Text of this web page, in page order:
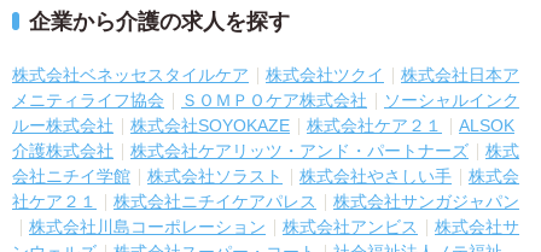
企業から介護の求人を探す
株式会社ベネッセスタイルケア 株式会社ツクイ
株式会社日本ア
メニティライフ協会
ＳＯＭＰＯケア株式会社
ソーシャルインク
ルー株式会社
株式会社SOYOKAZE 株式会社ケア２１
ALSOK
介護株式会社
株式会社ケアリッツ・アンド・パートナーズ
株式
会社ニチイ学館
株式会社ソラスト 株式会社やさしい手
株式会
社ケア２１
株式会社ニチイケアパレス
株式会社サンガジャパン
株式会社川島コーポレーション
株式会社アンビス
株式会社サ